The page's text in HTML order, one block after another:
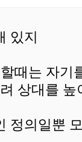
있지
때는 자기
상대를 높
정의일뿐